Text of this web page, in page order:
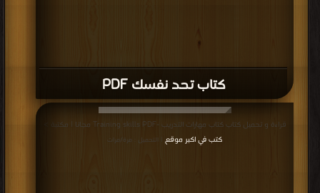
كتاب تحد نفسك PDF
قراءة و تحميل كتاب كتاب مهارات التدريب -Training skills PDF مجانا | مكتبة >
كتب في اكبر موقع
| التحميل : مرة/مرات